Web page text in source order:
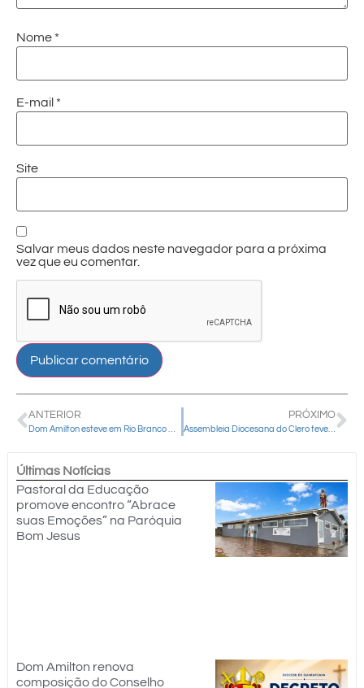
Nome *
E-mail *
Site
Salvar meus dados neste navegador para a próxima
vez que eu comentar.
ANTERIOR PRÓXIMO
Assembleia Diocesana do Clero teve início nesta segunda-feira (04)
Últimas Notícias
Pastoral da Educação
promove encontro “Abrace
suas Emoções” na Paróquia
Bom Jesus
Dom Amilton renova
composição do Conselho